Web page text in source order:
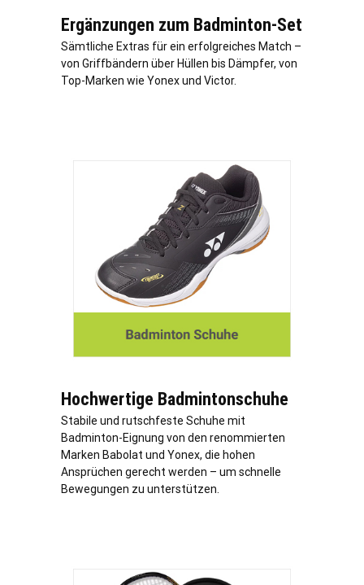
Ergänzungen zum Badminton-Set
Sämtliche Extras für ein erfolgreiches Match –
von Griffbändern über Hüllen bis Dämpfer, von
Top-Marken wie Yonex und Victor.
Hochwertige Badmintonschuhe
Stabile und rutschfeste Schuhe mit
Badminton-Eignung von den renommierten
Marken Babolat und Yonex, die hohen
Ansprüchen gerecht werden – um schnelle
Bewegungen zu unterstützen.